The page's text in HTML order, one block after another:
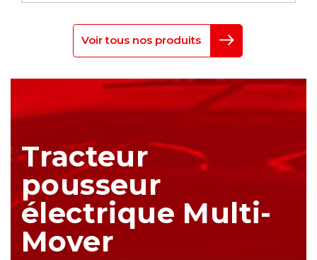
Voir tous nos produits
Tracteur
pousseur
électrique Multi-
Mover